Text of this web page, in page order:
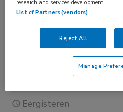
BRANCHE
OPLEIDINGSNIVEAU
Eergisteren
research and services development.
List of Partners (vendors)
Reject All
Manage